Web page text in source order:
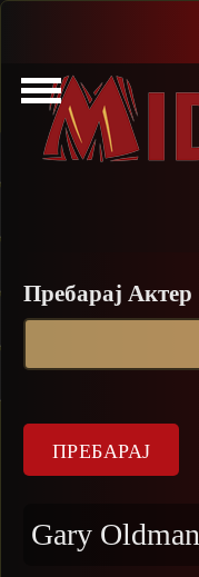
Прескокни
Пребарај Актер
Gary Oldman